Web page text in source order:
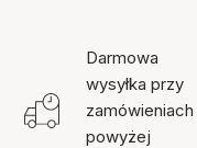
Darmowa
wysyłka przy
zamówieniach
powyżej